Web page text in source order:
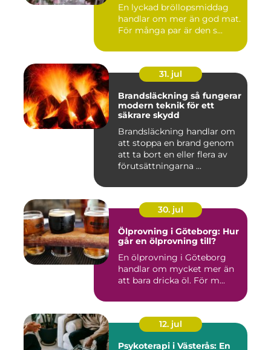
En lyckad bröllopsmiddag
handlar om mer än god mat.
För många par är den s...
31. jul
Brandsläckning så fungerar
modern teknik för ett
säkrare skydd
Brandsläckning handlar om
att stoppa en brand genom
att ta bort en eller flera av
förutsättningarna ...
30. jul
Ölprovning i Göteborg: Hur
går en ölprovning till?
En ölprovning i Göteborg
handlar om mycket mer än
att bara dricka öl. För m...
12. jul
Psykoterapi i Västerås: En